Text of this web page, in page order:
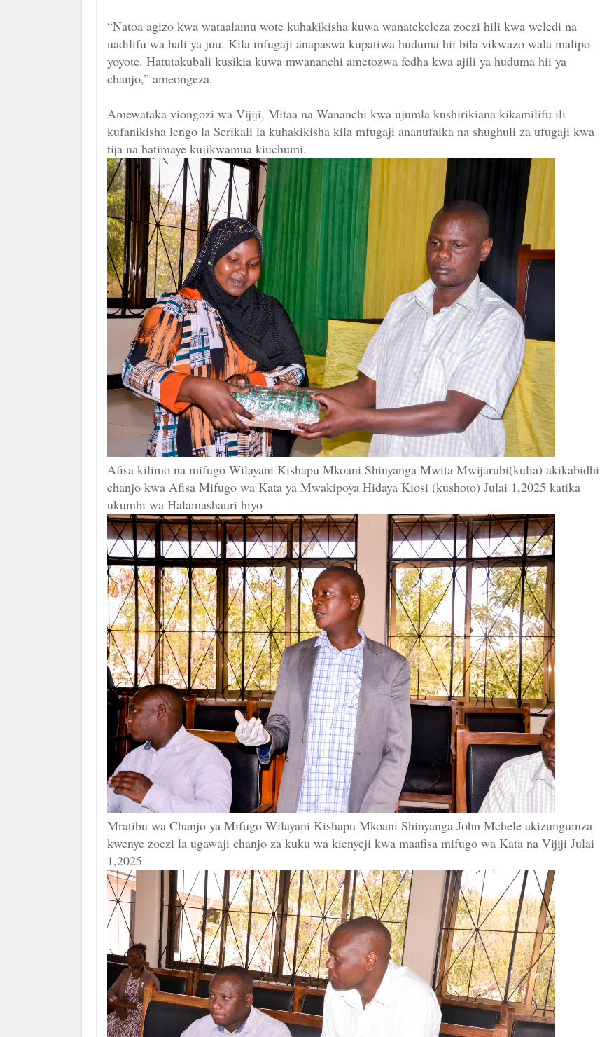
“Natoa agizo kwa wataalamu wote kuhakikisha kuwa wanatekeleza zoezi hili kwa weledi na
uadilifu wa hali ya juu. Kila mfugaji anapaswa kupatiwa huduma hii bila vikwazo wala malipo
yoyote. Hatutakubali kusikia kuwa mwananchi ametozwa fedha kwa ajili ya huduma hii ya
chanjo,” ameongeza.
Amewataka viongozi wa Vijiji, Mitaa na Wananchi kwa ujumla kushirikiana kikamilifu ili
kufanikisha lengo la Serikali la kuhakikisha kila mfugaji ananufaika na shughuli za ufugaji kwa
tija na hatimaye kujikwamua kiuchumi.
Afisa kilimo na mifugo Wilayani Kishapu Mkoani Shinyanga Mwita Mwijarubi(kulia) akikabidhi
chanjo kwa Afisa Mifugo wa Kata ya Mwakipoya Hidaya Kiosi (kushoto) Julai 1,2025 katika
ukumbi wa Halamashauri hiyo
Mratibu wa Chanjo ya Mifugo Wilayani Kishapu Mkoani Shinyanga John Mchele akizungumza
kwenye zoezi la ugawaji chanjo za kuku wa kienyeji kwa maafisa mifugo wa Kata na Vijiji Julai
1,2025